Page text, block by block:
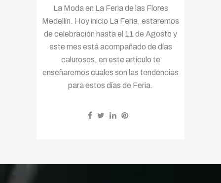
La Moda en La Feria de las Flores
Medellín. Hoy inicio La Feria, estaremos
de celebración hasta el 11 de Agosto y
este mes está acompañado de días
calurosos, en este artículo te
enseñaremos cuales son las tendencias
para estos días de Feria.